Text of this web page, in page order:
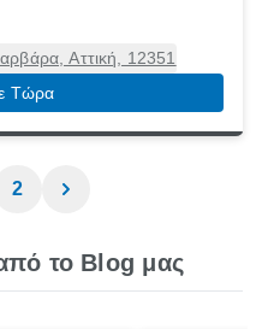
Αττική, 12351
Τώρα
2
το Blog μας